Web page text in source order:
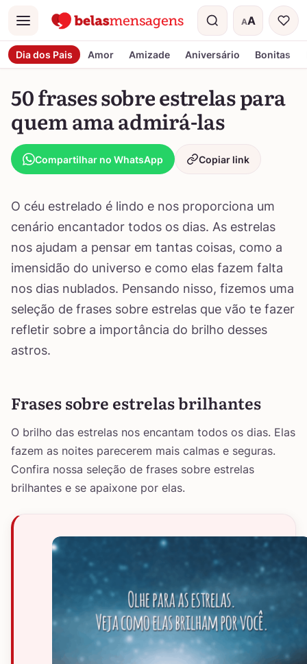
Menu AA
Tamanho do
Dia dos Pais Amor Amizade Aniversário Bonitas
50 frases sobre estrelas para
quem ama admirá-las
Compartilhar no WhatsApp Copiar link
O céu estrelado é lindo e nos proporciona um
cenário encantador todos os dias. As estrelas
nos ajudam a pensar em tantas coisas, como a
imensidão do universo e como elas fazem falta
nos dias nublados. Pensando nisso, fizemos uma
seleção de frases sobre estrelas que vão te fazer
refletir sobre a importância do brilho desses
astros.
Frases sobre estrelas brilhantes
O brilho das estrelas nos encantam todos os dias. Elas
fazem as noites parecerem mais calmas e seguras.
Confira nossa seleção de frases sobre estrelas
brilhantes e se apaixone por elas.